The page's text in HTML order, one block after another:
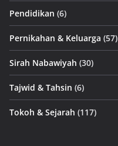
Pendidikan (6)
Pernikahan & Keluarga (57)
Sirah Nabawiyah (30)
Tajwid & Tahsin (6)
Tokoh & Sejarah (117)